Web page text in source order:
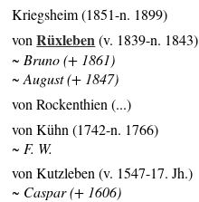
Kriegsheim (1851-n. 1899)
vonRüxleben(v. 1839-n. 1843)
~ Bruno (+ 1861)
~ August (+ 1847)
von Rockenthien (...)
von Kühn (1742-n. 1766)
~ F. W.
von Kutzleben (v. 1547-17. Jh.)
~ Caspar (+ 1606)